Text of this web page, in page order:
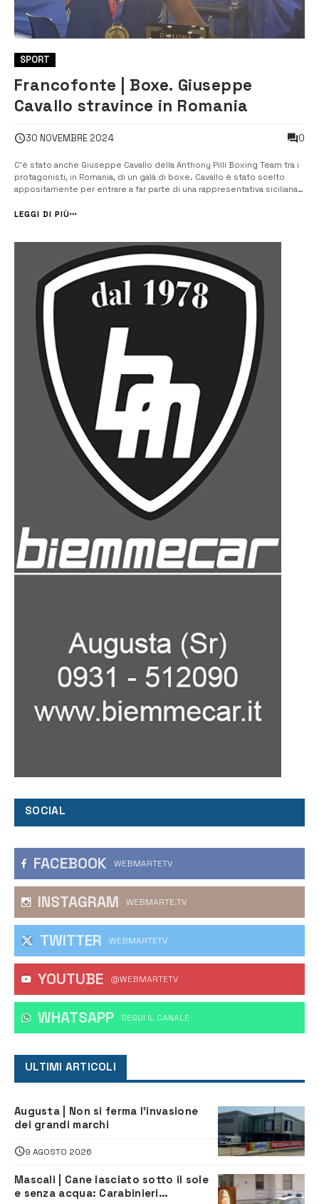
SPORT
Francofonte | Boxe. Giuseppe
Cavallo stravince in Romania
30 NOVEMBRE 2024 0
C’è stato anche Giuseppe Cavallo della Anthony Pilli Boxing Team tra i
protagonisti, in Romania, di un galà di boxe. Cavallo è stato scelto
appositamente per entrare a far parte di una rappresentativa siciliana
Mammana è stato tecnico responsabile, mentre Giancarlo Ranno ha
LEGGI DI PIÙ
SOCIAL
FACEBOOK WEBMARTETV
INSTAGRAM WEBMARTE.TV
TWITTER WEBMARTETV
YOUTUBE @WEBMARTETV
WHATSAPP ‎SEGUI IL CANALE
ULTIMI ARTICOLI
Augusta | Non si ferma l’invasione
dei grandi marchi
9 AGOSTO 2026
Mascali | Cane lasciato sotto il sole
e senza acqua: Carabinieri